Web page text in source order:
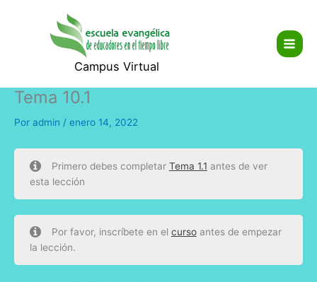
Campus Virtual
Tema 10.1
Por admin / enero 14, 2022
Primero debes completar Tema 1.1 antes de ver
esta lección
Por favor, inscríbete en el cursoantes de empezar
la lección.